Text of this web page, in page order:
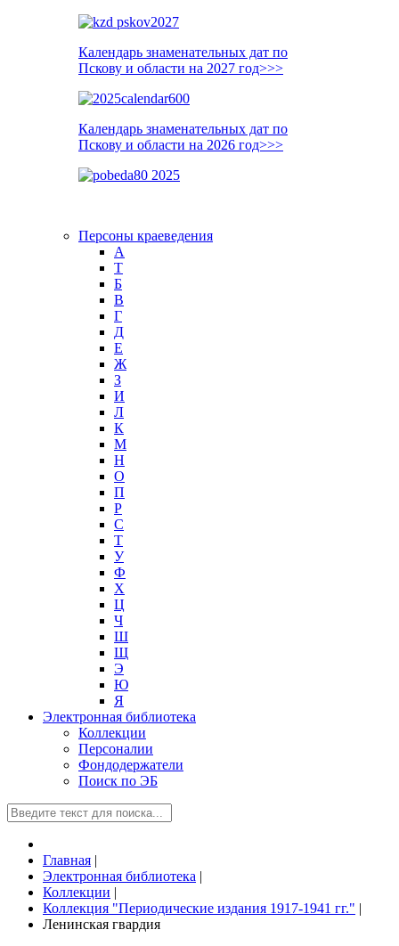
Календарь знаменательных дат по
Пскову и области на 2027 год>>>
Календарь знаменательных дат по
Пскову и области на 2026 год>>>
Персоны краеведения
А
T
Б
В
Г
Д
Е
Ж
З
И
Л
К
М
Н
О
П
Р
С
Т
У
Ф
Х
Ц
Ч
Ш
Щ
Э
Ю
Я
Электронная библиотека
Коллекции
Персоналии
Фондодержатели
Поиск по ЭБ
Главная |
Электронная библиотека |
Коллекции |
Коллекция "Периодические издания 1917-1941 гг." |
Ленинская гвардия